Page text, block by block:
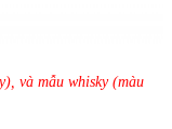
và mẫu whisky (màu